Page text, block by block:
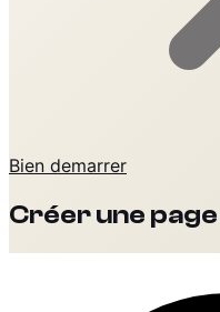
Bien demarrer
Créer une